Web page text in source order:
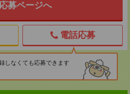
応募ページへ
電話応募
しなくても応募できます